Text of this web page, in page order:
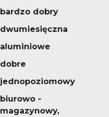
bardzo dobry
dwumiesięczna
aluminiowe
dobre
jednopoziomowy
biurowo -
magazynowy,